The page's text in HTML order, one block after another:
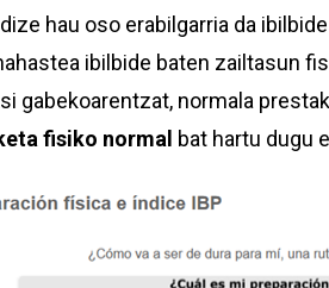
hau oso erabilgarria da
ibilbide baten zailtasun
gabekoarentzat, normala
fisiko normal bat hartu dugu